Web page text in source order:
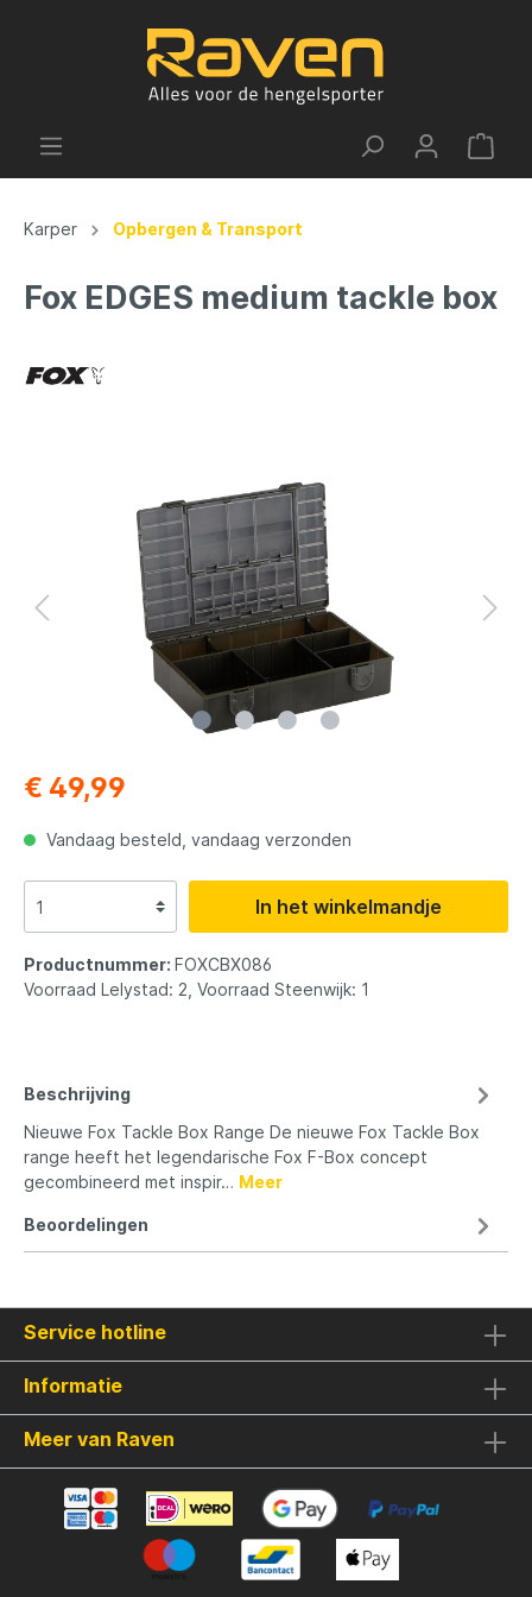
Karper Opbergen & Transport
Fox EDGES medium tackle box
€ 49,99
Vandaag besteld, vandaag verzonden
In het winkelmandje
Productnummer: FOXCBX086
Voorraad Lelystad: 2, Voorraad Steenwijk: 1
Beschrijving
Nieuwe Fox Tackle Box Range De nieuwe Fox Tackle Box
range heeft het legendarische Fox F-Box concept
gecombineerd met inspir… Meer
Beoordelingen
Service hotline
Informatie
Meer van Raven